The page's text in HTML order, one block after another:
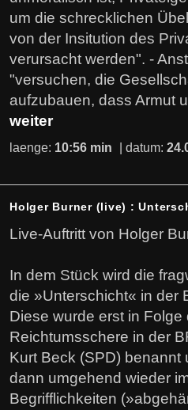
um die schrecklichen
von der Insitution des
verursacht werden". -
"versuchen, die
aufzubauen, dass Armut
weiter
laenge: 10:56 min | datum:
Holger Burner (live) :
Live-Auftritt von Holger
In dem Stück wird die
die »Unterschicht« in der
Diese wurde erst in
Reichtumsschere in der
Kurt Beck (SPD)
dann umgehend wieder
Begrifflichkeiten